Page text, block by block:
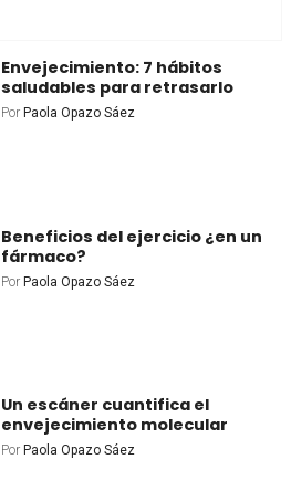
Envejecimiento: 7 hábitos
saludables para retrasarlo
Por Paola Opazo Sáez
Beneficios del ejercicio ¿en un
fármaco?
Por Paola Opazo Sáez
Un escáner cuantifica el
envejecimiento molecular
Por Paola Opazo Sáez